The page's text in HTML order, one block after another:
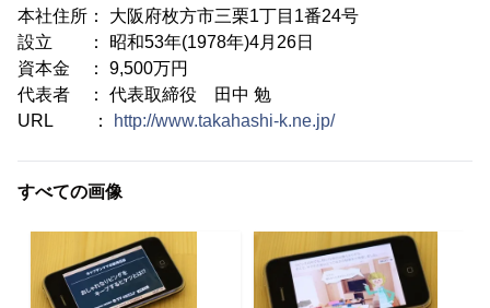
本社住所： 大阪府枚方市三栗1丁目1番24号
設立 ： 昭和53年(1978年)4月26日
資本金 ： 9,500万円
代表者 ： 代表取締役 田中 勉
URL ：
http://www.takahashi-k.ne.jp/
すべての画像